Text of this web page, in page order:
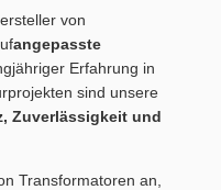
von
angepasste
Erfahrung in
sind unsere
Zuverlässigkeit und
Transformatoren an,